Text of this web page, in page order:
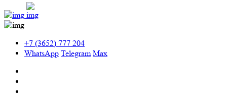
+7 (3652) 777 204
WhatsApp Telegram Max